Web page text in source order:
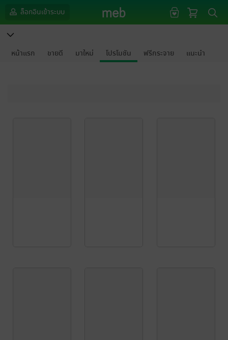
ล็อกอินเข้าระบบ
หน้าแรก ขายดี มาใหม่ โปรโมชัน ฟรีกระจาย แนะนำ